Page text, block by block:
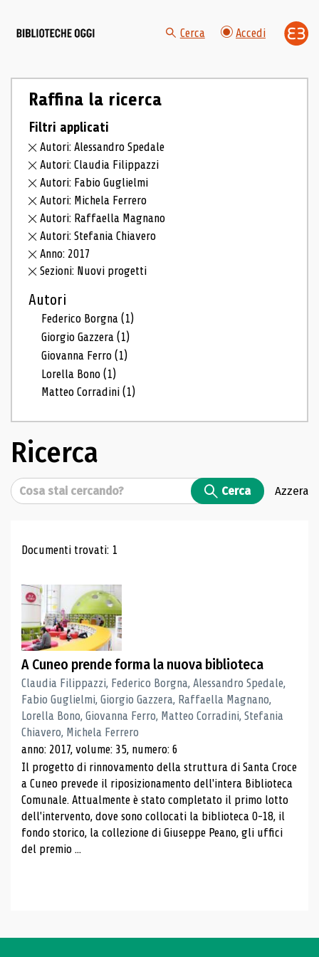
Cerca Accedi
Raffina la ricerca
Filtri applicati
Autori: Alessandro Spedale
Autori: Claudia Filippazzi
Autori: Fabio Guglielmi
Autori: Michela Ferrero
Autori: Raffaella Magnano
Autori: Stefania Chiavero
Anno: 2017
Sezioni: Nuovi progetti
Autori
Federico Borgna(1)
Giorgio Gazzera(1)
Giovanna Ferro(1)
Lorella Bono(1)
Matteo Corradini(1)
Ricerca
Cerca Cerca Azzera
Risultati di ricerca
Documenti trovati: 1
A Cuneo prende forma la nuova biblioteca
Claudia Filippazzi, Federico Borgna, Alessandro Spedale,
Fabio Guglielmi, Giorgio Gazzera, Raffaella Magnano,
Lorella Bono, Giovanna Ferro, Matteo Corradini, Stefania
Chiavero, Michela Ferrero
anno: 2017, volume: 35, numero: 6
Il progetto di rinnovamento della struttura di Santa Croce
a Cuneo prevede il riposizionamento dell'intera Biblioteca
Comunale. Attualmente è stato completato il primo lotto
dell'intervento, dove sono collocati la biblioteca 0-18, il
fondo storico, la collezione di Giuseppe Peano, gli uffici
del premio ...